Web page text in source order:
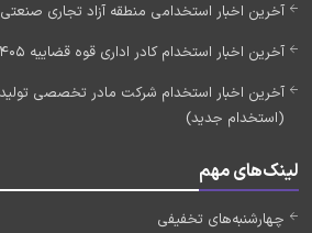
آخرین اخبار استخدامی منطقه آزاد تجاری صنعتی 1405
آخرین اخبار استخدام کادر اداری قوه قضاییه 1405 (به زودی)
(استخدام جدید)
لینک‌های مهم
چهارشنبه‌های تخفیفی